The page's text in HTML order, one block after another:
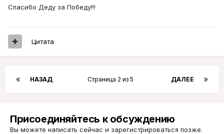
Спасибо Деду за Победу!!!
Цитата
НАЗАД ДАЛЕЕ
Страница 2 из 5
Присоединяйтесь к обсуждению
Вы можете написать сейчас и зарегистрироваться позже.